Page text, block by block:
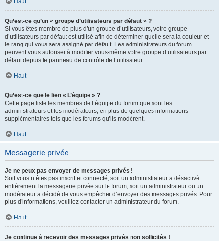
Haut
Qu’est-ce qu’un « groupe d’utilisateurs par défaut » ?
Si vous êtes membre de plus d’un groupe d’utilisateurs, votre groupe
d’utilisateurs par défaut est utilisé afin de déterminer quelle sera la couleur et
le rang qui vous sera assigné par défaut. Les administrateurs du forum
peuvent vous autoriser à modifier vous-même votre groupe d’utilisateurs par
défaut depuis le panneau de contrôle de l’utilisateur.
Haut
Qu’est-ce que le lien « L’équipe » ?
Cette page liste les membres de l’équipe du forum que sont les
administrateurs et les modérateurs, en plus de quelques informations
supplémentaires tels que les forums qu’ils modèrent.
Haut
Messagerie privée
Je ne peux pas envoyer de messages privés !
Soit vous n’êtes pas inscrit et connecté, soit un administrateur a désactivé
entièrement la messagerie privée sur le forum, soit un administrateur ou un
modérateur a décidé de vous empêcher d’envoyer des messages privés. Pour
plus d’informations, veuillez contacter un administrateur du forum.
Haut
Je continue à recevoir des messages privés non sollicités !